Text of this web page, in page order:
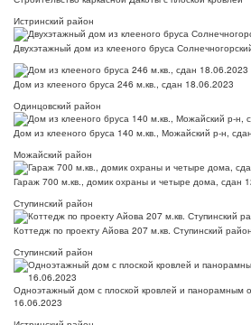
Истринский район
Двухэтажный дом из клееного бруса
Дом из клееного бруса 246 м.кв., сдан 18.06.2023
Одинцовский район
Дом из клееного бруса 140 м.кв., Можайский р-н,
Можайский район
Гараж 700 м.кв., домик охраны и четыре дома, сдан
Ступинский район
Коттедж по проекту Айова 207 м.кв. Ступинский
Ступинский район
Одноэтажный дом с плоской кровлей и панорамным
16.06.2023